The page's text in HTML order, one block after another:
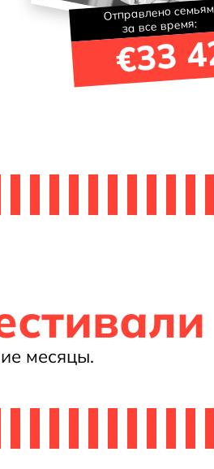
Отправлено семьям
за все время:
€33
месяцы.